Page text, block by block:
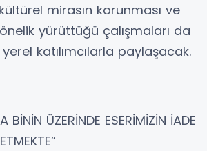
mirasın korunması ve
yürüttüğü çalışmaları da
katılımcılarla paylaşacak.
BİNİN ÜZERİNDE ESERİMİZİN İADE